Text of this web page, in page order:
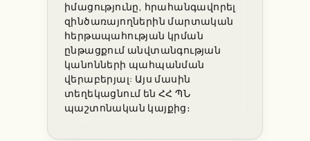
իմացությունը, հրահանգավորել
զինծառայողներին մարտական
հերթապահության կրման
ընթացքում անվտանգության
կանոնների պահպանման
վերաբերյալ: Այս մասին
տեղեկացնում են ՀՀ ՊՆ
պաշտոնական կայքից։